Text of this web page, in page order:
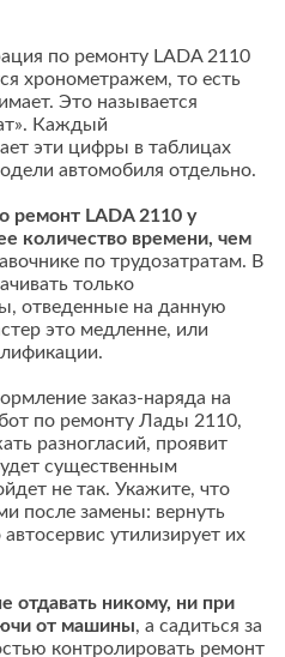
по ремонту LADA 2110
хронометражем, то есть
Это называется
Каждый
эти цифры в таблицах
автомобиля отдельно.
ремонт LADA 2110 у
количество времени, чем
по трудозатратам. В
только
отведенные на данную
это медленне, или
заказ-наряда на
по ремонту Лады 2110,
разногласий, проявит
существенным
не так. Укажите, что
после замены: вернуть
утилизирует их
отдавать никому, ни при
от машины, а садиться за
контролировать ремонт